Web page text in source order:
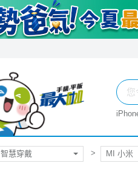
智慧穿戴 MI 小米